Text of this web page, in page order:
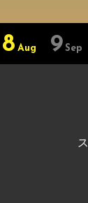
8 Aug 9 Sep